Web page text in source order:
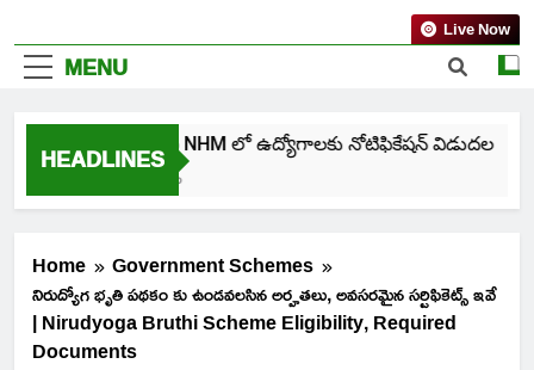
MENU
Live Now
HEADLINES
తెలంగాణ NHM లో ఉద్యోగాలకు నోటిఫికేషన్ విడుదల
Home
Government Schemes
నిరుద్యోగ భృతి పథకం కు ఉండవలసిన అర్హతలు, అవసరమైన సర్టిఫికెట్స్ ఇవే
| Nirudyoga Bruthi Scheme Eligibility, Required
Documents